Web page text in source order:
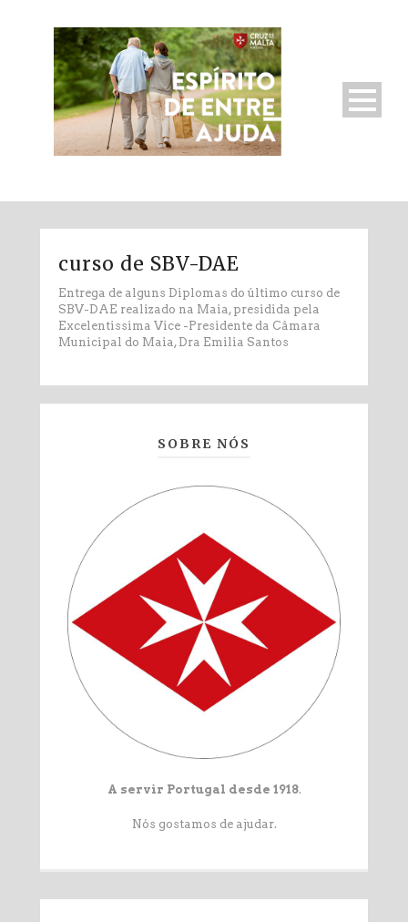
curso de SBV-DAE
Entrega de alguns Diplomas do último curso de
SBV-DAE realizado na Maia, presidida pela
Excelentissima Vice -Presidente da Câmara
Municipal do Maia, Dra Emilia Santos
SOBRE NÓS
A servir Portugal desde 1918.
Nós gostamos de ajudar.